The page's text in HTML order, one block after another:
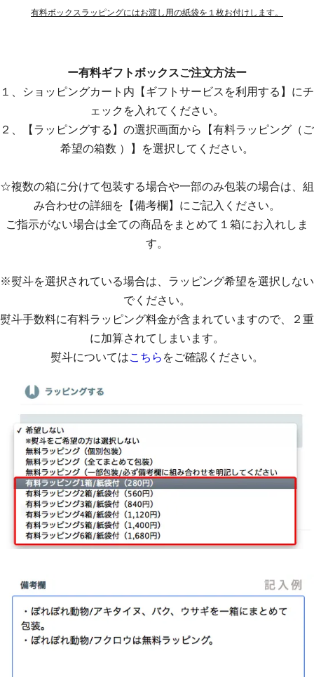
有料ボックスラッピングにはお渡し用の紙袋を１枚お付けします。
ー有料ギフトボックスご注文方法ー
１、ショッピングカート内【ギフトサービスを利用する】にチ
ェックを入れてください。
２、【ラッピングする】の選択画面から【有料ラッピング（ご
希望の箱数 ）】を選択してください。
☆複数の箱に分けて包装する場合や一部のみ包装の場合は、組
み合わせの詳細を【備考欄】にご記入ください。
ご指示がない場合は全ての商品をまとめて１箱にお入れしま
す。
※熨斗を選択されている場合は、ラッピング希望を選択しない
でください。
熨斗手数料に有料ラッピング料金が含まれていますので、２重
に加算されてしまいます。
熨斗についてはこちら をご確認ください。